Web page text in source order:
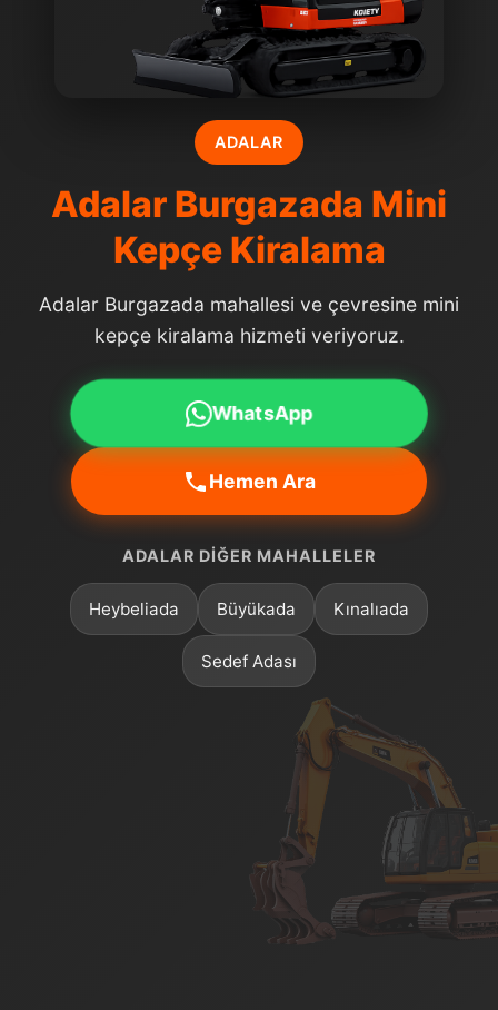
ADALAR
Adalar Burgazada Mini
Kepçe Kiralama
Adalar Burgazada mahallesi ve çevresine mini
kepçe kiralama hizmeti veriyoruz.
WhatsApp
Hemen Ara
ADALAR DIĞER MAHALLELER
Heybeliada Büyükada Kınalıada
Sedef Adası